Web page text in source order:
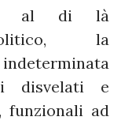
al di là
politico, la
disvelati e
funzionali ad